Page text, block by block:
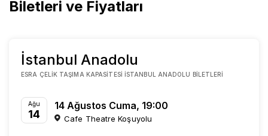
Biletleri ve Fiyatları
İstanbul Anadolu
ESRA ÇELIK TAŞIMA KAPASITESI İSTANBUL ANADOLU BILETLERI
Ağu
14
14 Ağustos Cuma, 19:00
Cafe Theatre Koşuyolu